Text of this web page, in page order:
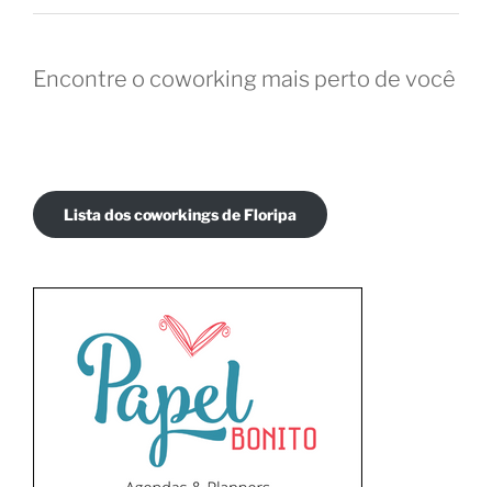
Encontre o coworking mais perto de você
Lista dos coworkings de Floripa